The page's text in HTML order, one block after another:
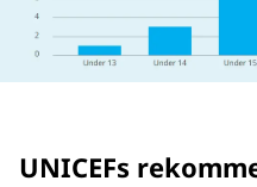
UNICEFs